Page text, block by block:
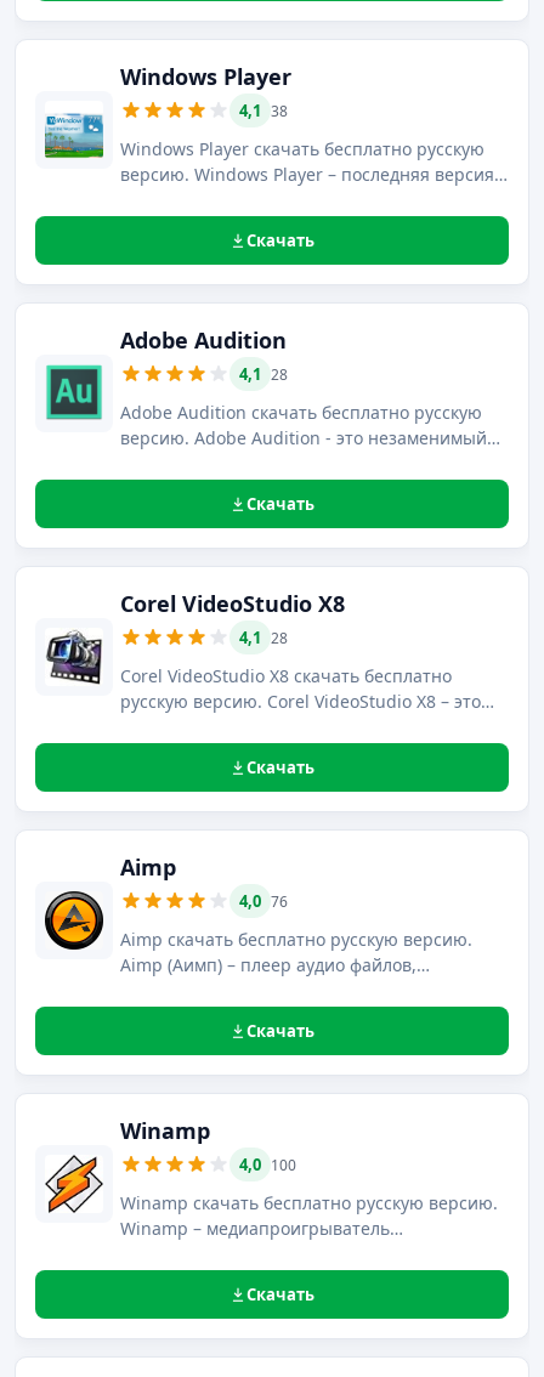
дисков.
Windows Player
4,1 38
Windows Player скачать бесплатно русскую
версию. Windows Player – последняя версия
установки кодеков для воспроизведения
Скачать
Adobe Audition
4,1 28
Adobe Audition скачать бесплатно русскую
версию. Adobe Audition - это незаменимый
видеоконтента.Скачать
Corel VideoStudio X8
4,1 28
Corel VideoStudio X8 скачать бесплатно
русскую версию. Corel VideoStudio X8 – это
бесчисленное количество интеллектуальных
Скачать
Aimp
4,0 76
Aimp скачать бесплатно русскую версию.
Aimp (Аимп) – плеер аудио файлов,
Скачать
Winamp
4,0 100
Winamp скачать бесплатно русскую версию.
Winamp – медиапроигрыватель
мультимедийных файлов и их потоковую
Скачать